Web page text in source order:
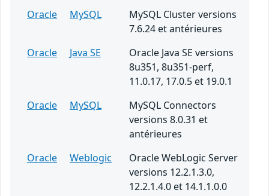
Oracle
MySQL
MySQL Cluster versions
7.6.24 et antérieures
Oracle
Java SE
Oracle Java SE versions
8u351, 8u351-perf,
11.0.17, 17.0.5 et 19.0.1
Oracle
MySQL
MySQL Connectors
versions 8.0.31 et
antérieures
Oracle
Weblogic
Oracle WebLogic Server
versions 12.2.1.3.0,
12.2.1.4.0 et 14.1.1.0.0